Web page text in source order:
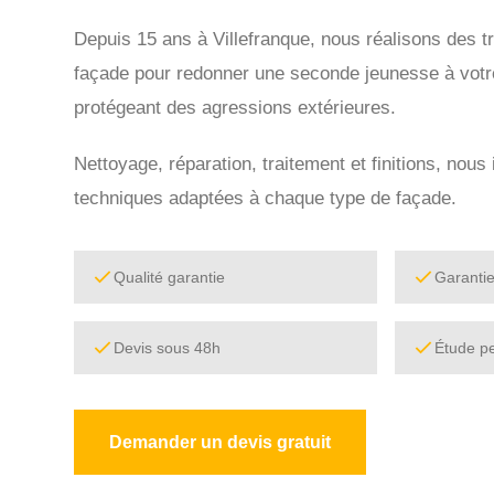
Depuis 15 ans à Villefranque, nous réalisons des
façade pour redonner une seconde jeunesse à
protégeant des agressions extérieures.
Nettoyage, réparation, traitement et finitions, nous
techniques adaptées à chaque type de façade.
Qualité garantie
Devis sous 48h Étude
Demander un devis gratuit